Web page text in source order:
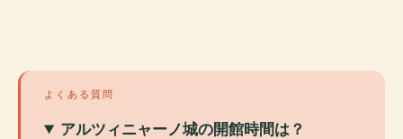
よくある質問
アルツィニャーノ城の開館時間は？